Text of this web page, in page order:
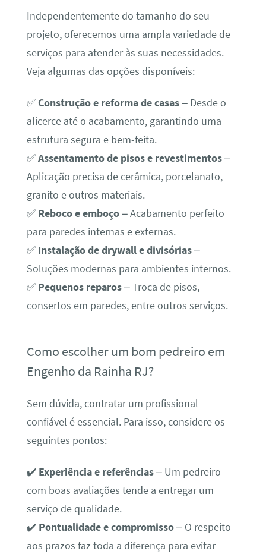
Independentemente do tamanho do seu
projeto, oferecemos uma ampla variedade de
serviços para atender às suas necessidades.
Veja algumas das opções disponíveis:
✅Construção e reforma de casas– Desde o
alicerce até o acabamento, garantindo uma
estrutura segura e bem-feita.
✅Assentamento de pisos e revestimentos–
Aplicação precisa de cerâmica, porcelanato,
granito e outros materiais.
✅ Reboco e emboço– Acabamento perfeito
para paredes internas e externas.
✅ Instalação de drywall e divisórias–
Soluções modernas para ambientes internos.
✅ Pequenos reparos– Troca de pisos,
consertos em paredes, entre outros serviços.
Como escolher um bom pedreiro em
Engenho da Rainha RJ?
Sem dúvida, contratar um profissional
confiável é essencial. Para isso, considere os
seguintes pontos:
✔️ Experiência e referências– Um pedreiro
com boas avaliações tende a entregar um
serviço de qualidade.
✔️ Pontualidade e compromisso– O respeito
aos prazos faz toda a diferença para evitar